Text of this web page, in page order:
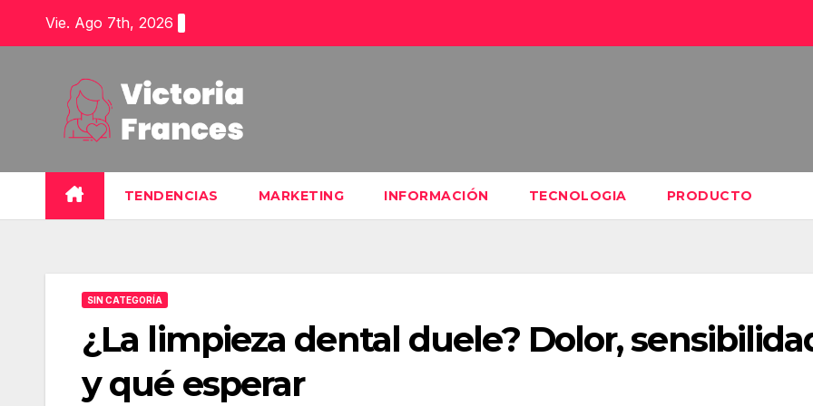
Vie. Ago 7th, 2026
TENDENCIAS MARKETING INFORMACIÓN TECNOLOGIA PRODUCTO
SIN CATEGORÍA
¿La limpieza dental duele? Dolor,
y qué esperar